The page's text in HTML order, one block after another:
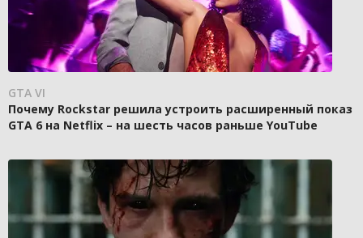
GTA VI
Почему Rockstar решила устроить расширенный показ
GTA 6 на Netflix – на шесть часов раньше YouTube